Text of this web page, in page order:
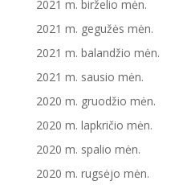
2021 m. birželio mėn.
2021 m. gegužės mėn.
2021 m. balandžio mėn.
2021 m. sausio mėn.
2020 m. gruodžio mėn.
2020 m. lapkričio mėn.
2020 m. spalio mėn.
2020 m. rugsėjo mėn.